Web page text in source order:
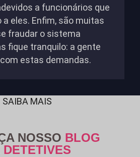
a funcionários que
eles. Enfim, são muitas
fraudar o sistema
fique tranquilo: a gente
estas demandas.
SAIBA MAIS
NOSSO BLOG
DETETIVES